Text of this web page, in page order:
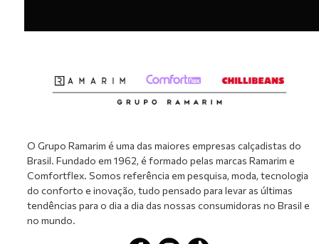
O Grupo Ramarim é uma das maiores empresas calçadistas do
Brasil. Fundado em 1962, é formado pelas marcas Ramarim e
Comfortflex. Somos referência em pesquisa, moda, tecnologia
do conforto e inovação, tudo pensado para levar as últimas
tendências para o dia a dia das nossas consumidoras no Brasil e
no mundo.